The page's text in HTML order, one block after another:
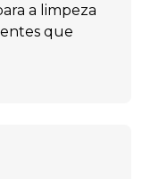
a limpeza
que